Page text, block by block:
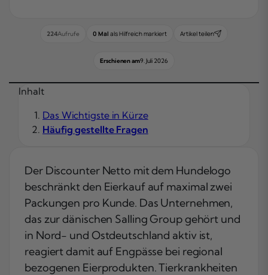
224Aufrufe 0 Mal als Hilfreich markiert Artikel teilen
Erschienen am9. Juli 2026
Inhalt
Das Wichtigste in Kürze
Häufig gestellte Fragen
Der Discounter Netto mit dem Hundelogo
beschränkt den Eierkauf auf maximal zwei
Packungen pro Kunde. Das Unternehmen,
das zur dänischen Salling Group gehört und
in Nord- und Ostdeutschland aktiv ist,
reagiert damit auf Engpässe bei regional
bezogenen Eierprodukten. Tierkrankheiten